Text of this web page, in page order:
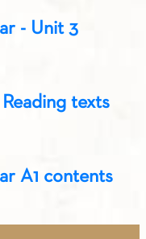
- Unit 3
texts
A1 contents